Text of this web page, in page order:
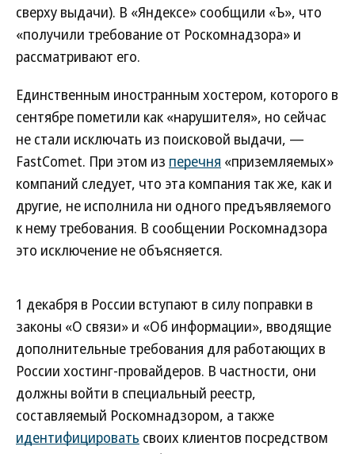
сверху выдачи). В «Яндексе» сообщили «Ъ», что
«получили требование от Роскомнадзора» и
рассматривают его.
Единственным иностранным хостером, которого в
сентябре пометили как «нарушителя», но сейчас
не стали исключать из поисковой выдачи, —
FastComet. При этом из перечня «приземляемых»
компаний следует, что эта компания так же, как и
другие, не исполнила ни одного предъявляемого
к нему требования. В сообщении Роскомнадзора
это исключение не объясняется.
1 декабря в России вступают в силу поправки в
законы «О связи» и «Об информации», вводящие
дополнительные требования для работающих в
России хостинг-провайдеров. В частности, они
должны войти в специальный реестр,
составляемый Роскомнадзором, а также
идентифицировать своих клиентов посредством